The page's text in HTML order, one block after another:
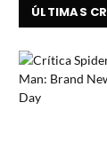
ÚLTIMAS